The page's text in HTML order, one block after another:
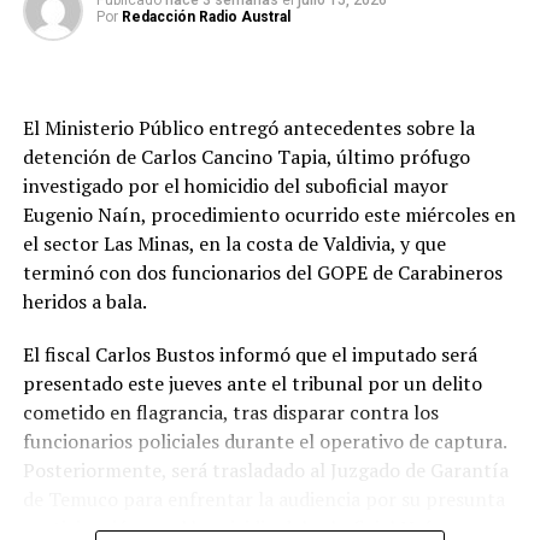
de Carabineros llegó hasta el Hospital Base de Valdivia
El procedimiento
El operativo se desarrolló durante la mañana del
miércoles en el sector Las Minas, donde equipos
especializados del GOPE lograron ubicar a Cancino
Tapia. Según los antecedentes reunidos por la
investigación, el imputado respondió con disparos al
momento en que se intentaba concretar su detención,
dando origen a un enfrentamiento armado.
Fue en ese contexto que el cabo primero Cosme
Barquero recibió el disparo que lo dejó con lesiones de
Por Redacción Radio Austral
El Ministerio Público entregó antecedentes sobre la
detención de Carlos Cancino Tapia, último prófugo
investigado por el homicidio del suboficial mayor
Eugenio Naín, procedimiento ocurrido este miércoles en
el sector Las Minas, en la costa de Valdivia, y que
terminó con dos funcionarios del GOPE de Carabineros
heridos a bala.
El fiscal Carlos Bustos informó que el imputado será
presentado este jueves ante el tribunal por un delito
cometido en flagrancia, tras disparar contra los
funcionarios policiales durante el operativo de captura.
Posteriormente, será trasladado al Juzgado de Garantía
participación en el homicidio del suboficial Naín.